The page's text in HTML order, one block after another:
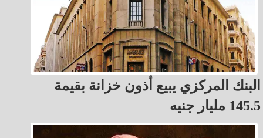
البنك المركزي يبيع أذون خزانة بقيمة
145.5 مليار جنيه